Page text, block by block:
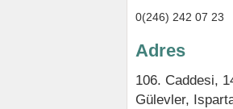
0(246) 242 07 23
Adres
106. Caddesi,
Gülevler,